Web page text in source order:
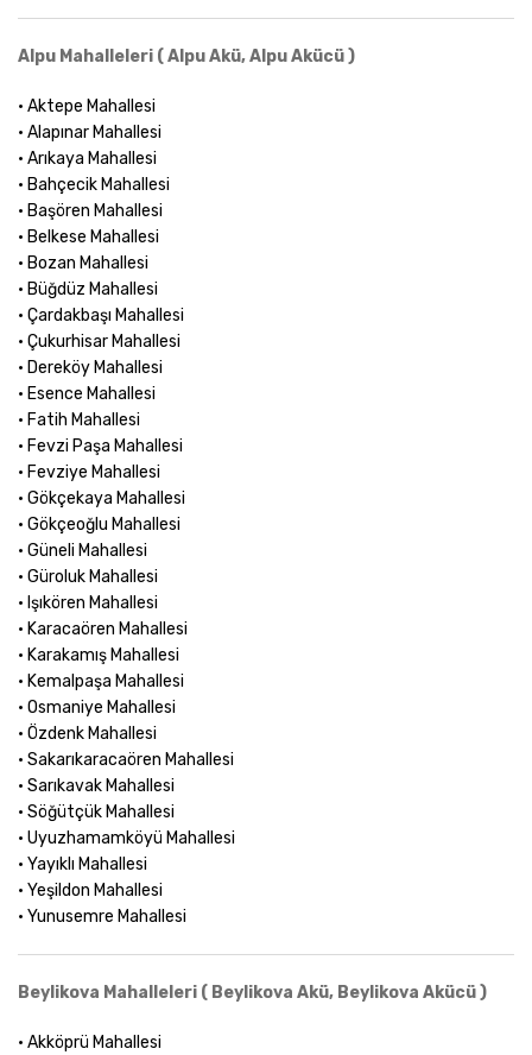
Alpu Mahalleleri ( Alpu Akü, Alpu Akücü )
• Aktepe Mahallesi
• Alapınar Mahallesi
• Arıkaya Mahallesi
• Bahçecik Mahallesi
• Başören Mahallesi
• Belkese Mahallesi
• Bozan Mahallesi
• Büğdüz Mahallesi
• Çardakbaşı Mahallesi
• Çukurhisar Mahallesi
• Dereköy Mahallesi
• Esence Mahallesi
• Fatih Mahallesi
• Fevzi Paşa Mahallesi
• Fevziye Mahallesi
• Gökçekaya Mahallesi
• Gökçeoğlu Mahallesi
• Güneli Mahallesi
• Güroluk Mahallesi
• Işıkören Mahallesi
• Karacaören Mahallesi
• Karakamış Mahallesi
• Kemalpaşa Mahallesi
• Osmaniye Mahallesi
• Özdenk Mahallesi
• Sakarıkaracaören Mahallesi
• Sarıkavak Mahallesi
• Söğütçük Mahallesi
• Uyuzhamamköyü Mahallesi
• Yayıklı Mahallesi
• Yeşildon Mahallesi
• Yunusemre Mahallesi
Beylikova Mahalleleri ( Beylikova Akü, Beylikova Akücü )
• Akköprü Mahallesi